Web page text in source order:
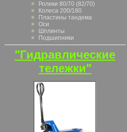
Ролики 80/70 (82/70)
Колеса 200/180
Пластины тандема
Оси
Шплинты
Подшипники
"Гидравлические
тележки"